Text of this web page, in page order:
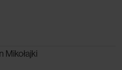
Mikołajki